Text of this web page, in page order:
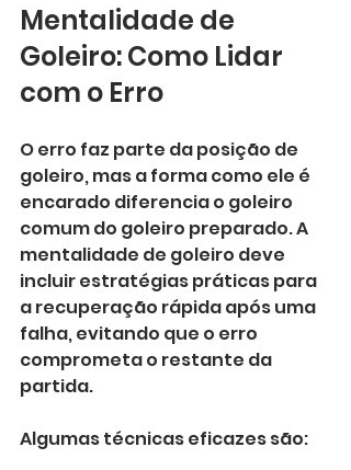
Mentalidade de
Goleiro: Como Lidar
com o Erro
O erro faz parte da posição de
goleiro, mas a forma como ele é
encarado diferencia o goleiro
comum do goleiro preparado. A
mentalidade de goleiro deve
incluir estratégias práticas para
a recuperação rápida após uma
falha, evitando que o erro
comprometa o restante da
partida.
Algumas técnicas eficazes são: